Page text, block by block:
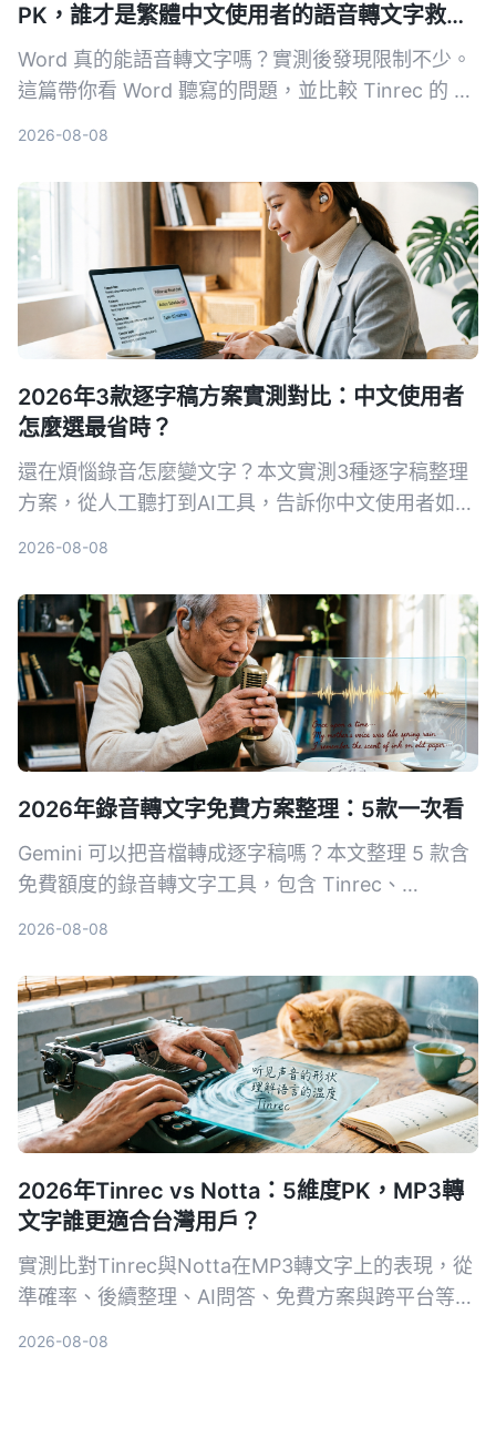
PK，誰才是繁體中文使用者的語音轉文字救
星？
Word 真的能語音轉文字嗎？實測後發現限制不少。
這篇帶你看 Word 聽寫的問題，並比較 Tinrec 的 AI
2026-08-08
2026年3款逐字稿方案實測對比：中文使用者
怎麼選最省時？
還在煩惱錄音怎麼變文字？本文實測3種逐字稿整理
方案，從人工聽打到AI工具，告訴你中文使用者如何
2026-08-08
2026年錄音轉文字免費方案整理：5款一次看
Gemini 可以把音檔轉成逐字稿嗎？本文整理 5 款含
免費額度的錄音轉文字工具，包含 Tinrec、
的解決方案。
2026-08-08
2026年Tinrec vs Notta：5維度PK，MP3轉
文字誰更適合台灣用戶？
實測比對Tinrec與Notta在MP3轉文字上的表現，從
準確率、後續整理、AI問答、免費方案與跨平台等5
2026-08-08